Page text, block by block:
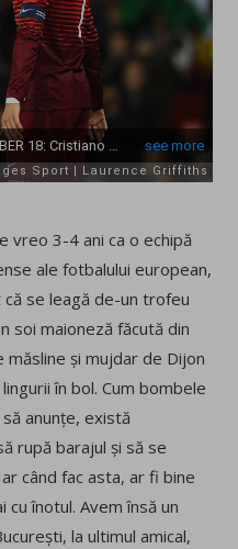
vreo 3-4 ani ca o echipă
ale fotbalului european,
se leagă de-un trofeu
soi maioneză făcută din
și mujdar de Dijon
în bol. Cum bombele
anunțe, există
rupă barajul și să se
când fac asta, ar fi bine
cu înotul. Avem însă un
la ultimul amical,